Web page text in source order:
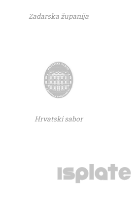
Zadarska županija
Hrvatski sabor